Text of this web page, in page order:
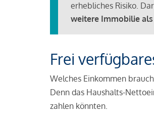
erhebliches Risiko.
weitere Immobilie als
Frei
Welches Einkommen
Denn das Haushalts-
zahlen könnten.